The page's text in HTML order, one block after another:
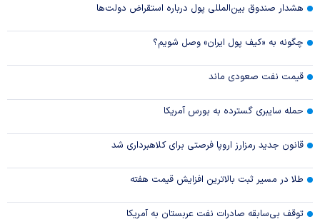
هشدار صندوق بین‌المللی پول درباره استقراض دولت‌ها
چگونه به «کیف پول ایران» وصل شویم؟
قیمت نفت صعودی ماند
حمله سایبری گسترده به بورس آمریکا
قانون جدید رمزارز اروپا فرصتی برای کلاهبرداری شد
طلا در مسیر ثبت بالاترین افزایش قیمت هفته
توقف بی‌سابقه صادرات نفت عربستان به آمریکا